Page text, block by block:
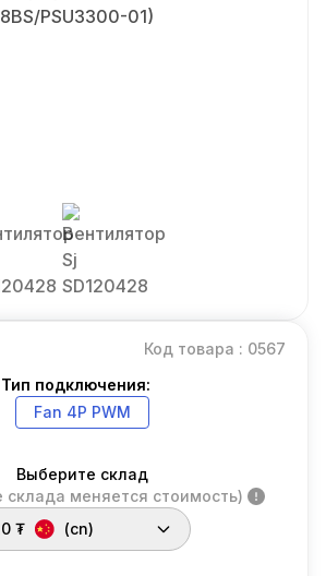
Код товара : 0567
Тип подключения:
Fan 4P PWM
Выберите склад
склада меняется стоимость)
₮
(cn)